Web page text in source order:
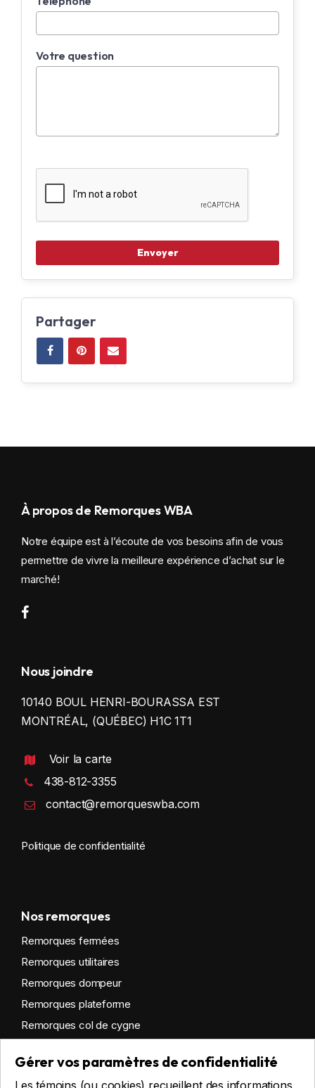
Votre question
Partager
Gérer vos paramètres de confidentialité
Les témoins (ou cookies) recueillent des informations
À propos de Remorques WBA
Notre équipe est à l’écoute de vos besoins afin de vous
permettre de vivre la meilleure expérience d’achat sur le
marché!
Nous joindre
10140 BOUL HENRI-BOURASSA EST
MONTRÉAL, (QUÉBEC) H1C 1T1
Voir la carte
438-812-3355
contact@remorqueswba.com
Politique de confidentialité
Nos remorques
Remorques fermées
Remorques utilitaires
Remorques dompeur
Remorques plateforme
Remorques col de cygne
Remorques sur mesure